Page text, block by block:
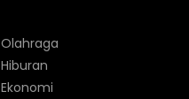
Olahraga
Hiburan
Ekonomi